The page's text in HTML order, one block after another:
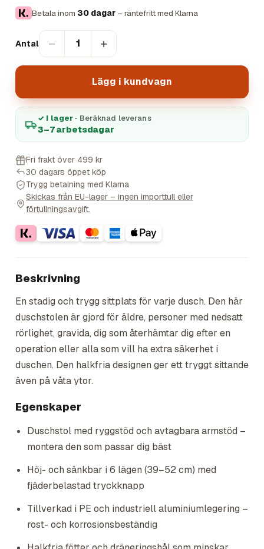
Betala inom 30 dagar – räntefritt med Klarna
Antal − 1 +
Lägg i kundvagn
✓ I lager · Beräknad leverans
3–7 arbetsdagar
Fri frakt över 499 kr
30 dagars öppet köp
Trygg betalning med Klarna
Skickas från EU-lager – ingen importtull eller
förtullningsavgift.
Beskrivning
En stadig och trygg sittplats för varje dusch. Den här
duschstolen är gjord för äldre, personer med nedsatt
rörlighet, gravida, dig som återhämtar dig efter en
operation eller alla som vill ha extra säkerhet i
duschen. Den halkfria designen ger ett tryggt sittande
även på våta ytor.
Egenskaper
Duschstol med ryggstöd och avtagbara armstöd –
montera den som passar dig bäst
Höj- och sänkbar i 6 lägen (39–52 cm) med
fjäderbelastad tryckknapp
Tillverkad i PE och industriell aluminiumlegering –
rost- och korrosionsbeständig